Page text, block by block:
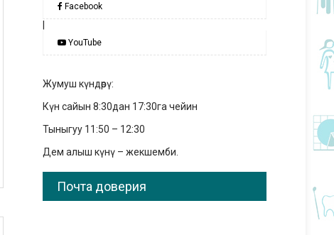
Facebook
YouTube
Жумуш күндөрү:
Күн сайын 8:30дан 17:30га чейин
Тыныгуу 11:50 – 12:30
Дем алыш күнү – жекшемби.
Почта доверия